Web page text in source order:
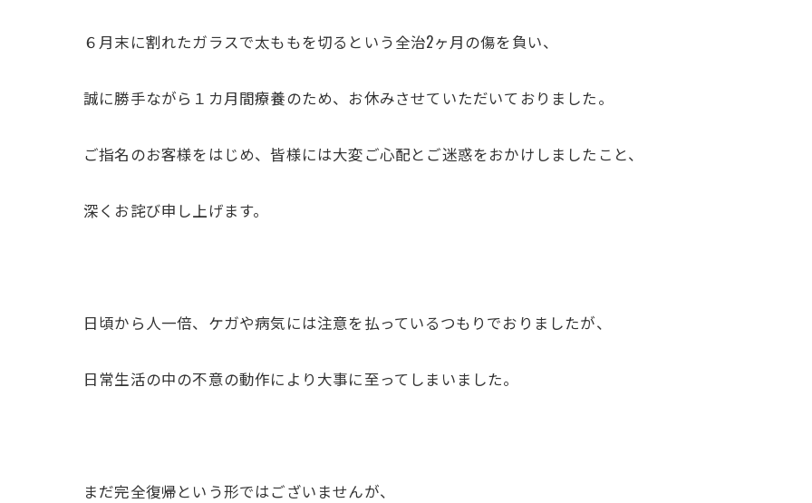
６月末に割れたガラスで太ももを切るという全治2ヶ月の傷を負い、
誠に勝手ながら１カ月間療養のため、お休みさせていただいておりました。
ご指名のお客様をはじめ、皆様には大変ご心配とご迷惑をおかけしましたこと、
深くお詫び申し上げます。
日頃から人一倍、ケガや病気には注意を払っているつもりでおりましたが、
日常生活の中の不意の動作により大事に至ってしまいました。
まだ完全復帰という形ではございませんが、